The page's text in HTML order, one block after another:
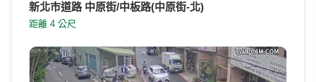
新北市道路 中原街/中板路(中原街-北)
距離 4 公尺